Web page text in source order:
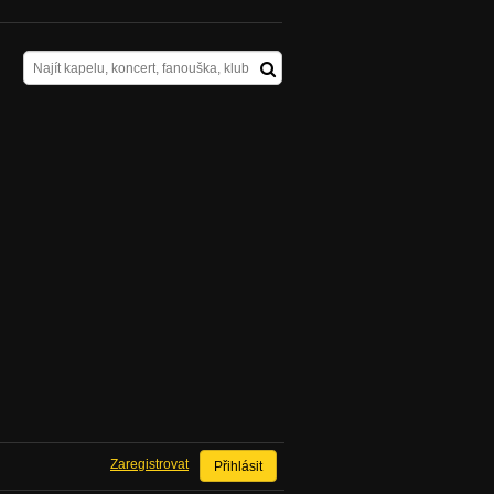
Přihlásit
Zaregistrovat